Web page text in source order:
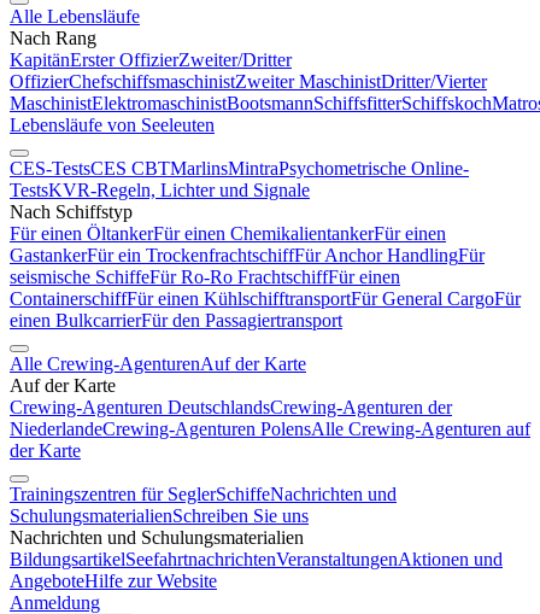
Alle Lebensläufe
Nach Rang
KapitänErster OffizierZweiter/Dritter
OffizierChefschiffsmaschinistZweiter MaschinistDritter/Vierter
MaschinistElektromaschinistBootsmannSchiffsfitterSchiffskoch
Lebensläufe von Seeleuten
CES-TestsCES CBTMarlinsMintraPsychometrische Online-
TestsKVR-Regeln, Lichter und Signale
Nach Schiffstyp
Für einen ÖltankerFür einen ChemikalientankerFür einen
GastankerFür ein TrockenfrachtschiffFür Anchor HandlingFür
seismische SchiffeFür Ro-Ro FrachtschiffFür einen
ContainerschiffFür einen KühlschifftransportFür General CargoFür
einen BulkcarrierFür den Passagiertransport
Alle Crewing-AgenturenAuf der Karte
Auf der Karte
Crewing-Agenturen DeutschlandsCrewing-Agenturen der
NiederlandeCrewing-Agenturen PolensAlle Crewing-Agenturen auf
der Karte
Trainingszentren für SeglerSchiffeNachrichten und
SchulungsmaterialienSchreiben Sie uns
Nachrichten und Schulungsmaterialien
BildungsartikelSeefahrtnachrichtenVeranstaltungenAktionen und
AngeboteHilfe zur Website
Anmeldung